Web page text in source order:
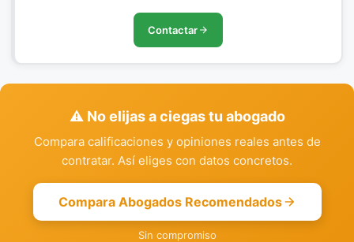
Contactar
⚠️ No elijas a ciegas tu abogado
Compara calificaciones y opiniones reales antes de
contratar. Así eliges con datos concretos.
Compara Abogados Recomendados
Sin compromiso